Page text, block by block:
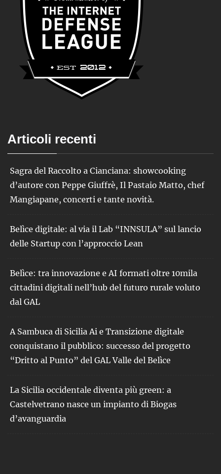
Articoli recenti
Sagra del Raccolto a Cianciana: showcooking
d’autore con Peppe Giuffrè, Il Pastaio Matto, chef
Mangiapane, concerti e tante novità.
Belìce digitale: al via il Lab “INNSULA” sul lancio
delle Startup con l’approccio Lean
Belìce: tra innovazione e AI formati oltre 10mila
cittadini digitali nell’hub del futuro rurale voluto
dal GAL
A Sambuca di Sicilia Ai e Transizione digitale
conquistano il pubblico: successo del progetto
“Dritto al Punto” del GAL Valle del Belìce
La Sicilia occidentale diventa più green: a
Castelvetrano nasce un impianto di Biogas
d’avanguardia